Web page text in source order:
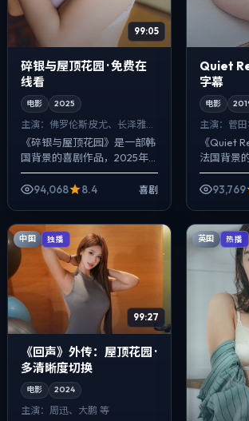
99:05
碎银与屋顶花园 · 免费在
线看
电影 2025
主演： 佛罗伦斯·皮尤、长泽雅美
等
《碎银与屋顶花园》是一部韩
国背景的喜剧作品，2025年
公映，由李安执导，佛罗伦斯·
皮尤、长泽雅美、安藤樱等主
94,068 8.4 喜剧
Quiet
字幕
电影
主演： 菅田
等
《Quiet
法国背景
公映，由
晖、佛罗
93,769
中国 独播
99:27
《回声》外传：屋顶花园 ·
多清晰度切换
电影 2024
主演： 周迅、大鹏 等
英国 热播